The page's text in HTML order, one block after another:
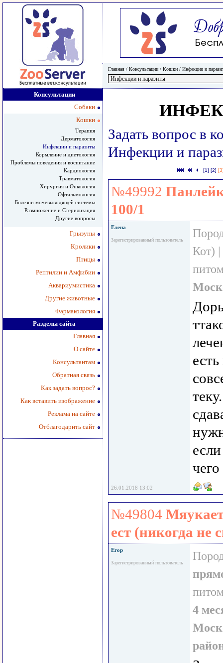
Главная / Консультации / Кошки / Инфекции и
Консультации
Собаки
Кошки
Терапия
Дерматология
Инфекции и паразиты
Кормление и диетология
Проблемы поведения и воспитание
Кардиология
Травматология
Хирургия и Онкология
Офтальмология
Болезни мочевыводящей системы
Размножение и Стерилизация
Другие вопросы
Грызуны
Кролики
Птицы
Рептилии и Амфибии
Аквариумистика
Другие животные
Фармакология
Разделы сайта
Главная
О сайте
Консультантам
Обратная связь
Как задать вопрос?
Как вставить изображение
Реклама на сайте
Отблагодарить сайт
Задать вопрос в
Инфекции и
[1] [2]
№49992
100/1
Елена
Зарегистрированный пользователь
Кот)
26.01.2018 13:02
№49804
ест (никогда не
Егор
Зарегистрированный пользователь
4